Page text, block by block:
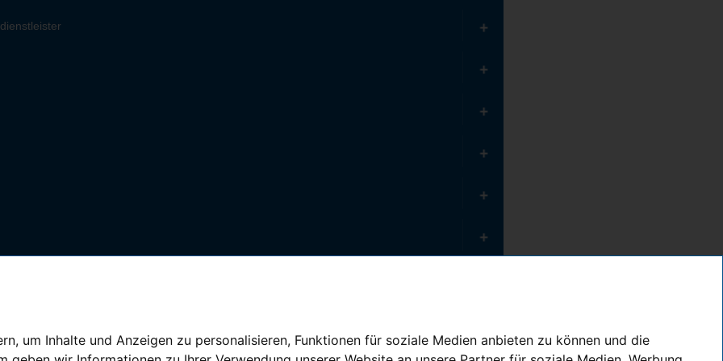
um Inhalte und Anzeigen zu personalisieren, Funktionen für soziale Medien anbieten zu können und die